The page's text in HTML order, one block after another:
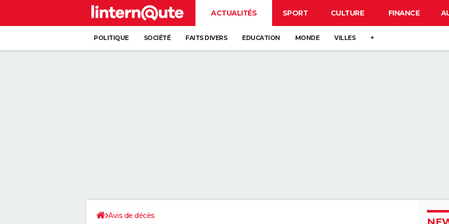
ACTUALITÉS SPORT CULTURE FINANCE
POLITIQUE SOCIÉTÉ FAITS DIVERS EDUCATION MONDE VILLES +
Avis de décès